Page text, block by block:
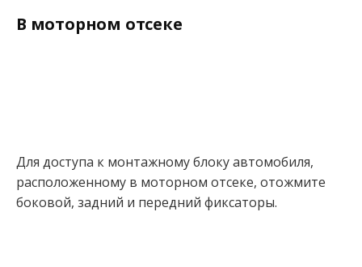
В моторном отсеке
Для доступа к монтажному блоку автомобиля,
расположенному в моторном отсеке, отожмите
боковой, задний и передний фиксаторы.